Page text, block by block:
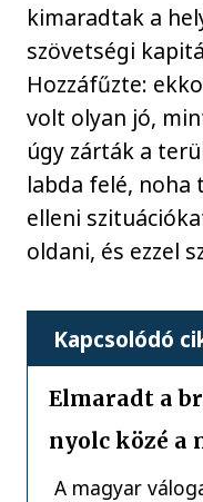
kimaradtak a
szövetségi
Hozzáfűzte:
volt olyan jó,
úgy zárták a
labda felé, noha
elleni
oldani, és ezzel
Kapcsolódó
Elmaradt a
nyolc közé a
A magyar